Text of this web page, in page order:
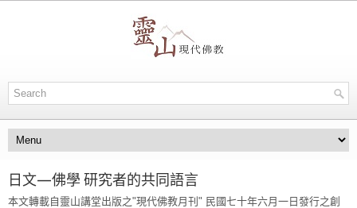
日文—佛學 研究者的共同語言
本文轉載自靈山講堂出版之"現代佛教月刊" 民國七十年六月一日發行之創